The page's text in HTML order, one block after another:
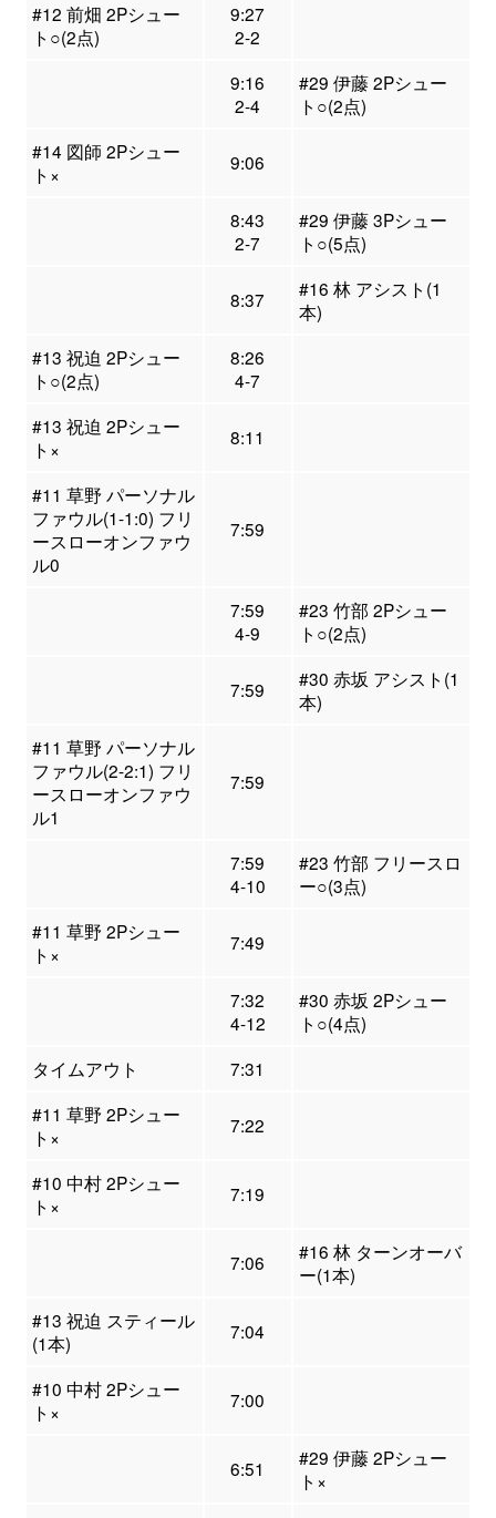
#12 前畑 2Pシュー
ト○(2点)
9:27
2-2
9:16
2-4
#29 伊藤 2Pシュー
ト○(2点)
#14 図師 2Pシュー
ト×
9:06
8:43
2-7
#29 伊藤 3Pシュー
ト○(5点)
8:37
#16 林 アシスト(1
本)
#13 祝迫 2Pシュー
ト○(2点)
8:26
4-7
#13 祝迫 2Pシュー
ト×
8:11
#11 草野 パーソナル
ファウル(1-1:0) フリ
ースローオンファウ
ル0
7:59
7:59
4-9
#23 竹部 2Pシュー
ト○(2点)
7:59
#30 赤坂 アシスト(1
本)
#11 草野 パーソナル
ファウル(2-2:1) フリ
ースローオンファウ
ル1
7:59
7:59
4-10
#23 竹部 フリースロ
ー○(3点)
#11 草野 2Pシュー
ト×
7:49
7:32
4-12
#30 赤坂 2Pシュー
ト○(4点)
タイムアウト
7:31
#11 草野 2Pシュー
ト×
7:22
#10 中村 2Pシュー
ト×
7:19
7:06
#16 林 ターンオーバ
ー(1本)
#13 祝迫 スティール
(1本)
7:04
#10 中村 2Pシュー
ト×
7:00
6:51
#29 伊藤 2Pシュー
ト×